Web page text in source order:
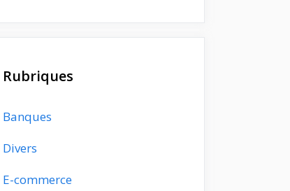
Rubriques
Banques
Divers
E-commerce